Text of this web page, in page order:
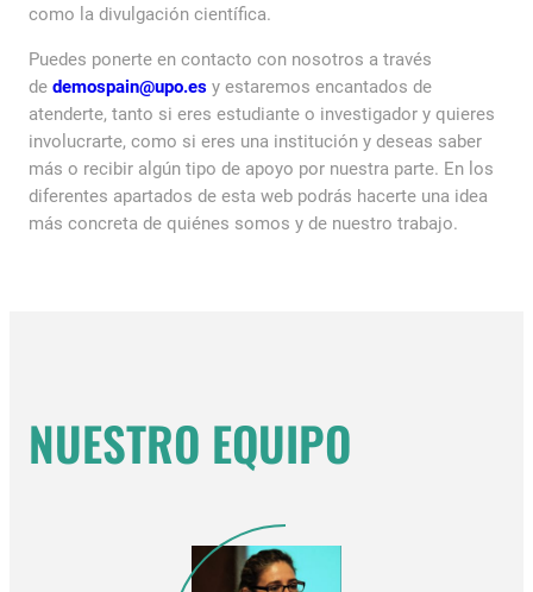
como la divulgación científica.
Puedes ponerte en contacto con nosotros a través
de demospain@upo.es y estaremos encantados de
atenderte, tanto si eres estudiante o investigador y quieres
involucrarte, como si eres una institución y deseas saber
más o recibir algún tipo de apoyo por nuestra parte. En los
diferentes apartados de esta web podrás hacerte una idea
más concreta de quiénes somos y de nuestro trabajo.
NUESTRO EQUIPO